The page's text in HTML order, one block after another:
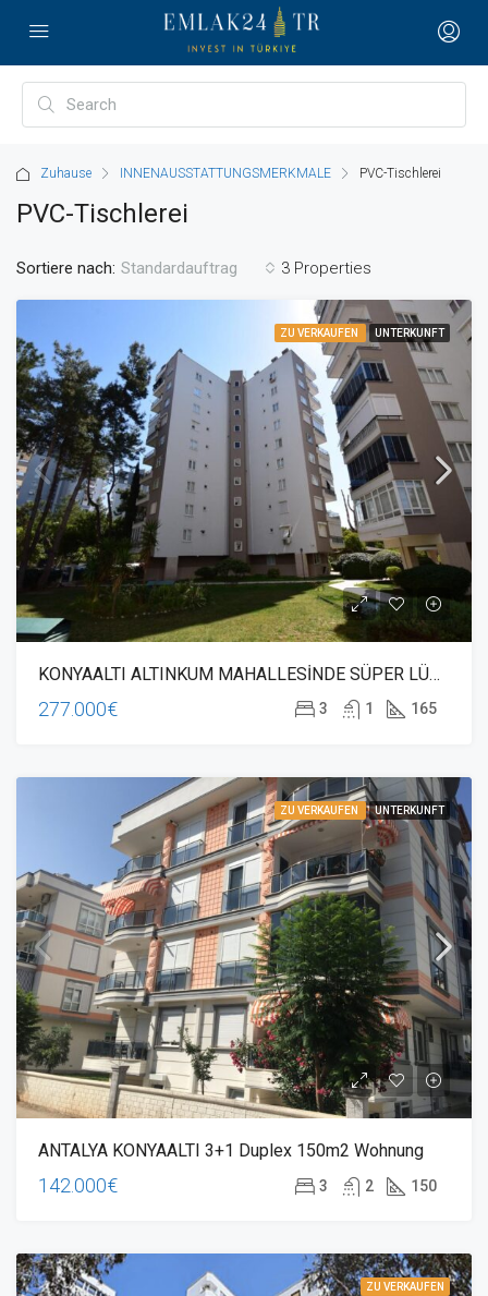
Zuhause INNENAUSSTATTUNGSMERKMALE PVC-Tischlerei
PVC-Tischlerei
3 Properties
Sortiere nach: Standardauftrag
ZU VERKAUFEN UNTERKUNFT
KONYAALTI ALTINKUM MAHALLESİNDE SÜPER LÜKS 3+1 150m2 DAİRE
277.000€ 3 1 165
ZU VERKAUFEN UNTERKUNFT
ANTALYA KONYAALTI 3+1 Duplex 150m2 Wohnung
142.000€ 3 2 150
ZU VERKAUFEN